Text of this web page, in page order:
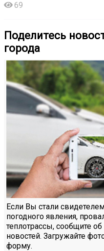
69
Поделитесь
города
Если Вы стали
погодного явления,
теплотрассы, сообщите
новостей. Загружайте
форму.